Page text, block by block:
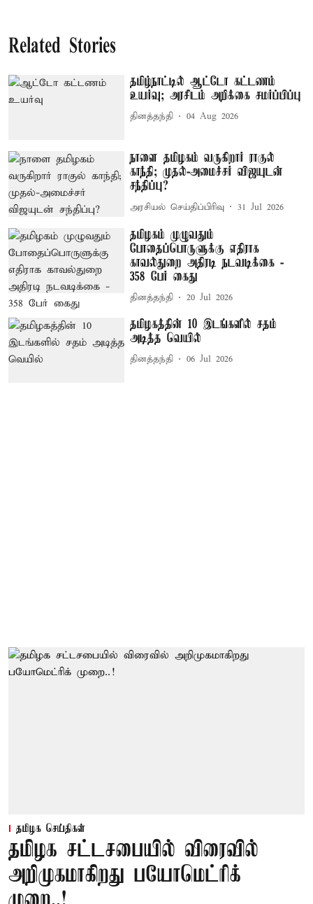
Related Stories
தமிழ்நாட்டில் ஆட்டோ கட்டணம்
உயர்வு; அரசிடம் அறிக்கை சமர்ப்பிப்பு
தினத்தந்தி 04 Aug 2026
நாளை தமிழகம் வருகிறார் ராகுல்
காந்தி; முதல்-அமைச்சர் விஜயுடன்
சந்திப்பு?
அரசியல் செய்திப்பிரிவு 31 Jul 2026
தமிழகம் முழுவதும்
போதைப்பொருளுக்கு எதிராக
காவல்துறை அதிரடி நடவடிக்கை -
358 பேர் கைது
தினத்தந்தி 20 Jul 2026
தமிழகத்தின் 10 இடங்களில் சதம்
அடித்த வெயில்
தினத்தந்தி 06 Jul 2026
தமிழக செய்திகள்
தமிழக சட்டசபையில் விரைவில்
அறிமுகமாகிறது பயோமெட்ரிக்